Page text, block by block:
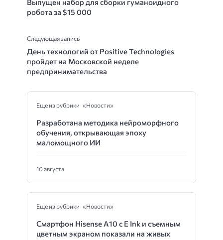
Выпущен набор для сборки гуманоидного
робота за $15 000
Следующая запись
День технологий от Positive Technologies
пройдет на Московской неделе
предпринимательства
Еще из рубрики «Новости»
Разработана методика нейроморфного
обучения, открывающая эпоху
маломощного ИИ
10 августа
Еще из рубрики «Новости»
Смартфон Hisense A10 с E Ink и съемным
цветным экраном показали на живых